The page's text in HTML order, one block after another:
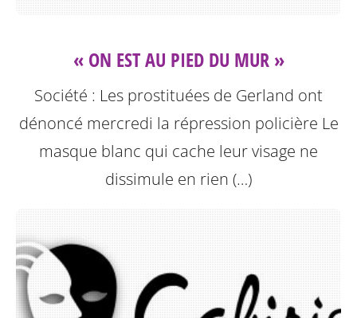
« ON EST AU PIED DU MUR »
Société : Les prostituées de Gerland ont
dénoncé mercredi la répression policière Le
masque blanc qui cache leur visage ne
dissimule en rien (…)